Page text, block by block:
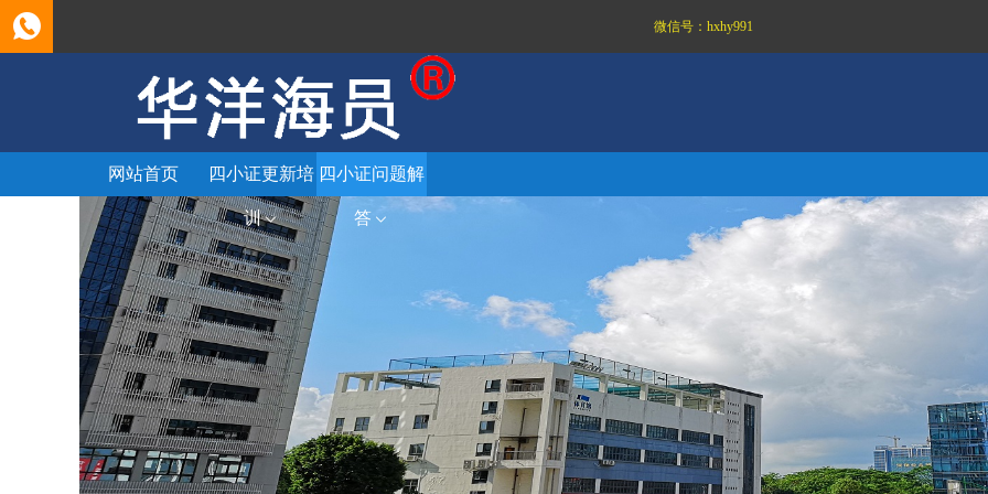
网站首页 四小证更新培
训
四小证问题解
答
微信号： hxhy991